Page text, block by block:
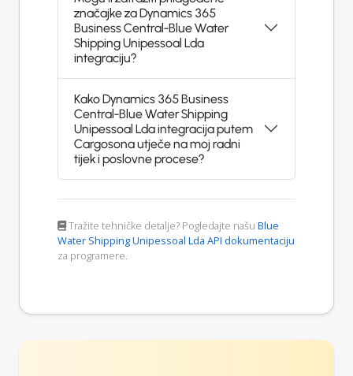
značajke za Dynamics 365
Business Central-Blue Water
Shipping Unipessoal Lda
integraciju?
Kako Dynamics 365 Business
Central-Blue Water Shipping
Unipessoal Lda integracija putem
Cargosona utječe na moj radni
tijek i poslovne procese?
Tražite tehničke detalje? Pogledajte našu Blue
Water Shipping Unipessoal Lda API dokumentaciju
za programere.